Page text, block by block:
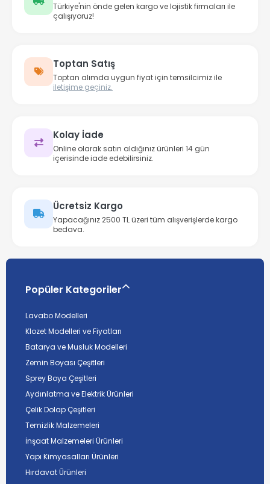
Türkiye'nin önde gelen kargo ve lojistik firmaları ile
çalışıyoruz!
Toptan Satış
Toptan alımda uygun fiyat için temsilcimiz ile
iletişime geçiniz.
Kolay İade
Online olarak satın aldığınız ürünleri 14 gün
içerisinde iade edebilirsiniz.
Ücretsiz Kargo
Yapacağınız 2500 TL üzeri tüm alışverişlerde kargo
bedava.
Popüler Kategoriler
Lavabo Modelleri
Klozet Modelleri ve Fiyatları
Batarya ve Musluk Modelleri
Zemin Boyası Çeşitleri
Sprey Boya Çeşitleri
Aydınlatma ve Elektrik Ürünleri
Çelik Dolap Çeşitleri
Temizlik Malzemeleri
İnşaat Malzemeleri Ürünleri
Yapı Kimyasalları Ürünleri
Hırdavat Ürünleri